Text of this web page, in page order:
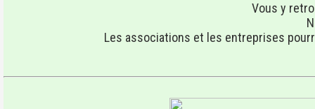
Vous y
Les associations et les entreprises